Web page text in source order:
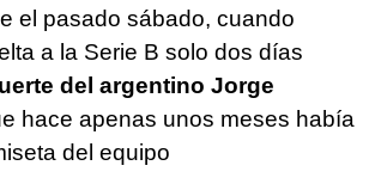
el pasado sábado, cuando
a la Serie B solo dos días
del argentino Jorge
hace apenas unos meses había
del equipo